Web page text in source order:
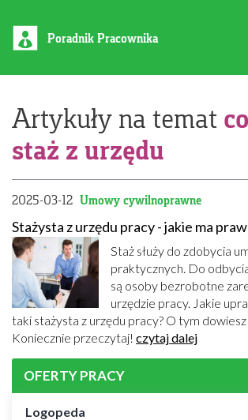
Poradnik Pracownika
Artykuły na temat
staż z urzędu
2025-03-12 Umowy cywilnoprawne
Stażysta z urzędu pracy - jakie ma
Staż służy do zdobycia
praktycznych. Do
są osoby bezrobotne
urzędzie pracy. Jakie
taki stażysta z urzędu pracy? O tym dowiesz
Koniecznie przeczytaj! czytaj dalej
OFERTY PRACY
Logopeda